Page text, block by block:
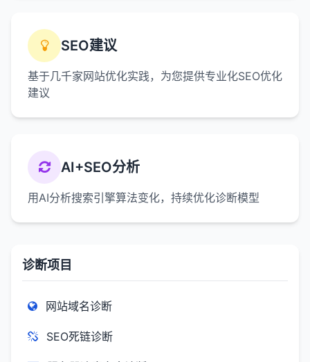
SEO建议
基于几千家网站优化实践，为您提供专业化SEO优化
建议
AI+SEO分析
用AI分析搜索引擎算法变化，持续优化诊断模型
诊断项目
网站域名诊断
SEO死链诊断